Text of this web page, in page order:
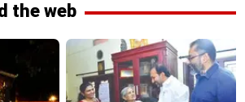
the web